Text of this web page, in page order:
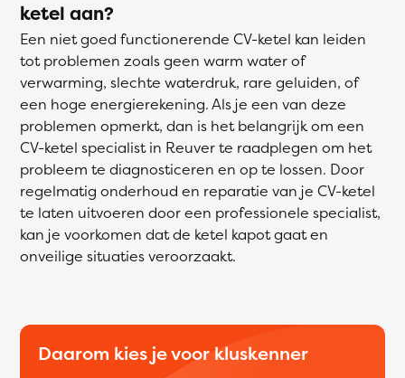
ketel aan?
Een niet goed functionerende CV-ketel kan leiden
tot problemen zoals geen warm water of
verwarming, slechte waterdruk, rare geluiden, of
een hoge energierekening. Als je een van deze
problemen opmerkt, dan is het belangrijk om een
CV-ketel specialist in Reuver te raadplegen om het
probleem te diagnosticeren en op te lossen. Door
regelmatig onderhoud en reparatie van je CV-ketel
te laten uitvoeren door een professionele specialist,
kan je voorkomen dat de ketel kapot gaat en
onveilige situaties veroorzaakt.
Daarom kies je voor kluskenner